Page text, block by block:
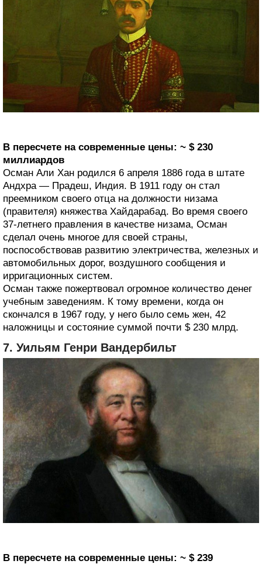
В пересчете на современные цены: ~ $ 230
миллиардов
Осман Али Хан родился 6 апреля 1886 года в штате
Андхра — Прадеш, Индия. В 1911 году он стал
преемником своего отца на должности низама
(правителя) княжества Хайдарабад. Во время своего
37-летнего правления в качестве низама, Осман
сделал очень многое для своей страны,
поспособствовав развитию электричества, железных и
автомобильных дорог, воздушного сообщения и
ирригационных систем.
Осман также пожертвовал огромное количество денег
учебным заведениям. К тому времени, когда он
скончался в 1967 году, у него было семь жен, 42
наложницы и состояние суммой почти $ 230 млрд.
7. Уильям Генри Вандербильт
В пересчете на современные цены: ~ $ 239